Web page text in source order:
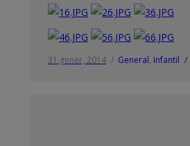
31 gener, 2014 General, Infantil